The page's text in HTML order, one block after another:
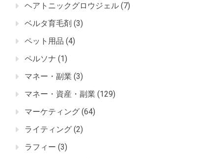
ヘアトニックグロウジェル (7)
ベルタ育毛剤 (3)
ペット用品 (4)
ペルソナ (1)
マネー・副業 (3)
マネー・資産・副業 (129)
マーケティング (64)
ライティング (2)
ラフィー (3)